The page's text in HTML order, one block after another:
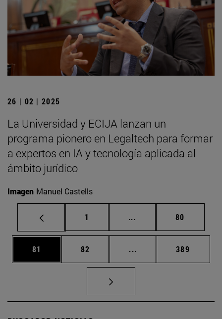
26 | 02 | 2025
La Universidad y ECIJA lanzan un
programa pionero en Legaltech para formar
a expertos en IA y tecnología aplicada al
ámbito jurídico
Imagen Manuel Castells
Página
1 ... Páginas intermedias
Página
80
Página
81 Página
82 ... Páginas intermedias
Página
389